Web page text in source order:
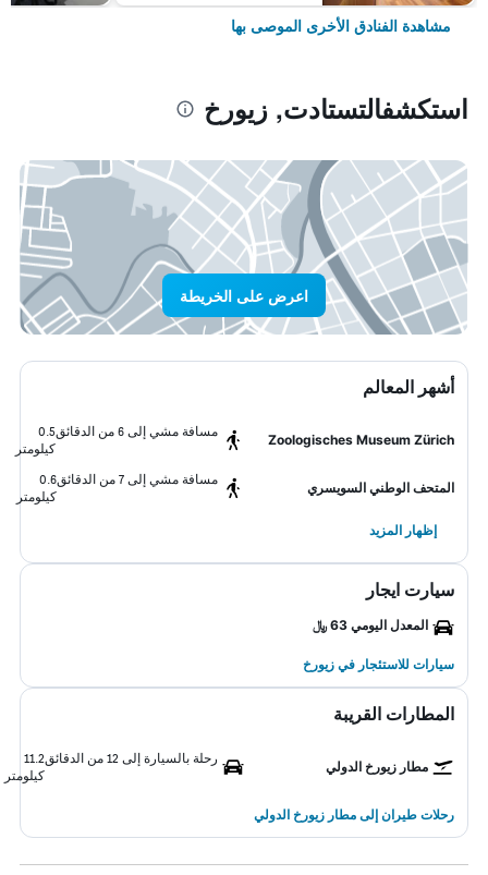
مشاهدة الفنادق الأخرى الموصى بها
استكشفالتستادت, زيورخ
اعرض على الخريطة
أشهر المعالم
Zoologisches Museum Zürich
مسافة مشي إلى 6 من الدقائق
0.5
كيلومتر
المتحف الوطني السويسري
مسافة مشي إلى 7 من الدقائق
0.6
كيلومتر
إظهار المزيد
سيارت ايجار
المعدل اليومي 63 ﷼
سيارات للاستئجار في زيورخ
المطارات القريبة
مطار زيورخ الدولي
رحلة بالسيارة إلى 12 من الدقائق
11.2
كيلومتر
رحلات طيران إلى مطار زيورخ الدولي